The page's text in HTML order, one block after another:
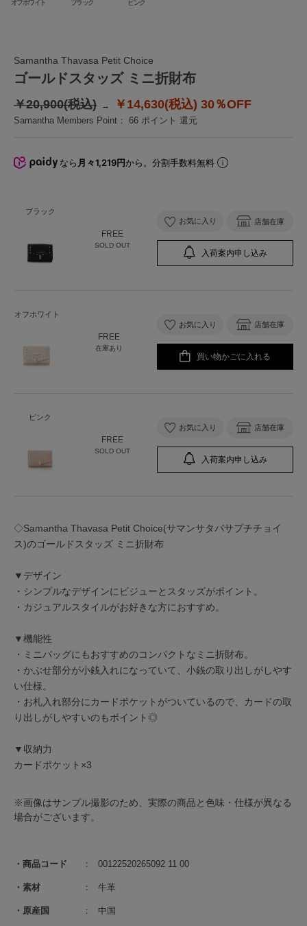
オフホワイト ブラック ピンク
Samantha Thavasa Petit Choice
ゴールドスタッズ ミニ折財布
￥20,900(税込) ￥14,630(税込) 30％OFF
商品コード 00122520265092 11 00
Samantha Members Point： 66 ポイント 還元
素材 牛革
原産国 中国
なら 月々1,219円から。分割手数料無料
ブラック
FREE
SOLD OUT
お気に入り 店舗在庫
入荷案内申し込み
オフホワイト
FREE
在庫あり
お気に入り 店舗在庫
買い物かごに入れる
ピンク
FREE
SOLD OUT
お気に入り 店舗在庫
入荷案内申し込み
◇Samantha Thavasa Petit Choice(サマンサタバサプチチョイ
ス)のゴールドスタッズ ミニ折財布
▼デザイン
・シンプルなデザインにビジューとスタッズがポイント。
・カジュアルスタイルがお好きな方におすすめ。
▼機能性
・ミニバッグにもおすすめのコンパクトなミニ折財布。
・かぶせ部分が小銭入れになっていて、小銭の取り出しがしやす
い仕様。
・お札入れ部分にカードポケットがついているので、カードの取
り出しがしやすいのもポイント◎
▼収納力
カードポケット×3
※画像はサンプル撮影のため、実際の商品と色味・仕様が異なる
場合がございます。